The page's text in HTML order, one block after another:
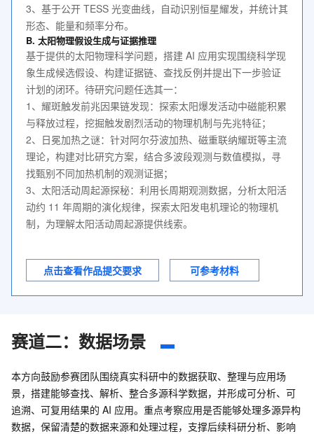
3、基于公开 TESS 光变曲线，自动识别恒星耀发，并统计其
形态、能量和频率分布。
B. 太阳物理假设生成与证据推理
基于提供的太阳物理科学问题，搭建 AI 应用实现围绕科学现
象生成候选假设、构建证据链、查找反例并提出下一步验证
计划的闭环。待研究问题任选其一：
1、耀斑触发前兆因果链发现：探索太阳爆发活动中磁能积累
与释放过程，挖掘触发剧烈活动的物理机制与先兆特征；
2、日冕加热之谜：针对阿尔芬波加热、磁重联纳耀斑等主流
理论，构建对比研究方案，结合多波段观测与数值模拟，寻
找甄别不同加热机制的观测证据；
3、太阳活动周起源探秘：利用长周期观测数据，分析太阳活
动约 11 年周期的演化规律，探索太阳发电机理论的物理机
制，为理解太阳活动周起源提供线索。
点击查看作品提交要求 可参考材料
赛道二：数据场景
本方向鼓励参赛团队围绕真实科研中的数据获取、整理与应用场
景，搭建能够查找、解析、整合多源科学数据，并形成可分析、可
追溯、可复用结果的 AI 应用。重点考察应用是否能够处理多源异构
数据，保留清楚的数据来源和处理过程，支撑后续科研分析、影响